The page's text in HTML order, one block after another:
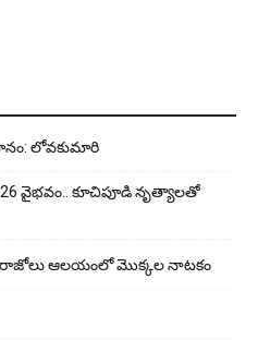
లోవ‌కుమారి
వైభవం.. కూచిపూడి నృత్యాలతో
రాజోలు ఆలయంలో మొక్కల నాటకం